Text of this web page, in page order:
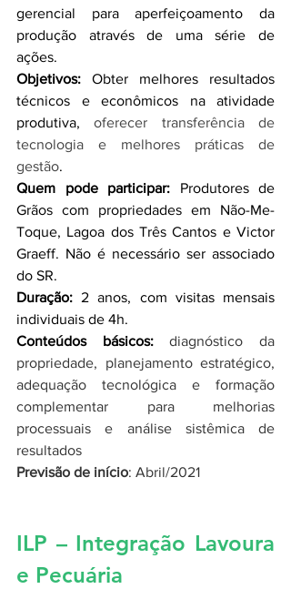
gerencial para aperfeiçoamento da
produção através de uma série de
ações.
Objetivos: Obter melhores resultados
técnicos e econômicos na atividade
produtiva, oferecer transferência de
tecnologia e melhores práticas de
gestão.
Quem pode participar: Produtores de
Grãos com propriedades em Não-Me-
Toque, Lagoa dos Três Cantos e Victor
Graeff. Não é necessário ser associado
do SR.
Duração: 2 anos, com visitas mensais
individuais de 4h.
Conteúdos básicos:
diagnóstico da
propriedade, planejamento estratégico,
adequação tecnológica e formação
complementar para melhorias
processuais e análise sistêmica de
resultados
Previsão de início: Abril/2021
ILP – Integração Lavoura
e Pecuária